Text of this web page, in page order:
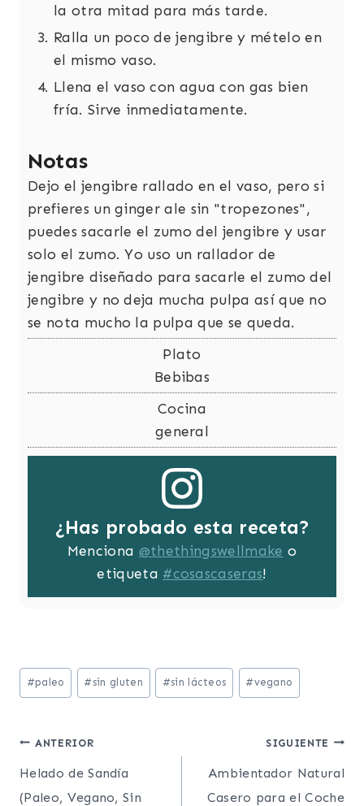
la otra mitad para más tarde.
Ralla un poco de jengibre y mételo en
el mismo vaso.
Llena el vaso con agua con gas bien
fría. Sirve inmediatamente.
Notas
Dejo el jengibre rallado en el vaso, pero si
prefieres un ginger ale sin "tropezones",
puedes sacarle el zumo del jengibre y usar
solo el zumo. Yo uso un rallador de
jengibre diseñado para sacarle el zumo del
jengibre y no deja mucha pulpa así que no
se nota mucho la pulpa que se queda.
Plato
Bebibas
Cocina
general
¿Has probado esta receta?
Menciona @thethingswellmake o
etiqueta #cosascaseras!
Etiquetas
de
entrada:
#paleo #sin gluten #sin lácteos #vegano
Post
navigation
ANTERIOR
Helado de Sandía
(Paleo, Vegano, Sin
SIGUIENTE
Ambientador Natural
Casero para el Coche